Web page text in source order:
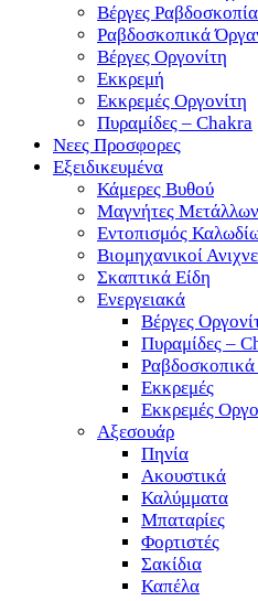
Βέργες
Ραβδοσκοπικά
Βέργες Οργονίτη
Εκκρεμή
Εκκρεμές Οργονίτη
Πυραμίδες – Chakra
Νεες Προσφορες
Εξειδικευμένα
Κάμερες Βυθού
Μαγνήτες Μετάλλων
Εντοπισμός
Βιομηχανικοί
Σκαπτικά Είδη
Ενεργειακά
Βέργες
Πυραμίδες –
Εκκρεμές
Εκκρεμές
Αξεσουάρ
Πηνία
Ακουστικά
Καλύμματα
Μπαταρίες
Φορτιστές
Σακίδια
Καπέλα